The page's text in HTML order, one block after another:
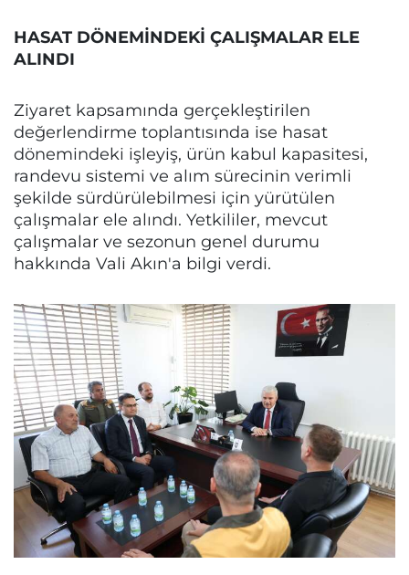
HASAT DÖNEMİNDEKİ ÇALIŞMALAR ELE
ALINDI
Ziyaret kapsamında gerçekleştirilen
değerlendirme toplantısında ise hasat
dönemindeki işleyiş, ürün kabul kapasitesi,
randevu sistemi ve alım sürecinin verimli
şekilde sürdürülebilmesi için yürütülen
çalışmalar ele alındı. Yetkililer, mevcut
çalışmalar ve sezonun genel durumu
hakkında Vali Akın'a bilgi verdi.